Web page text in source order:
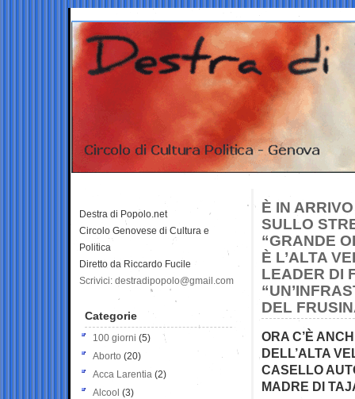
È IN
SULLO
“GRANDE
È L’ALTA
LEADER DI
DEL
ORA C’È
DELL’ALTA
CASELLO
MADRE DI
Destra di Popolo.net
Circolo Genovese di Cultura e
Politica
Diretto da Riccardo Fucile
Scrivici: destradipopolo@gmail.com
Categorie
100 giorni (5)
Aborto (20)
Acca Larentia (2)
Alcool (3)